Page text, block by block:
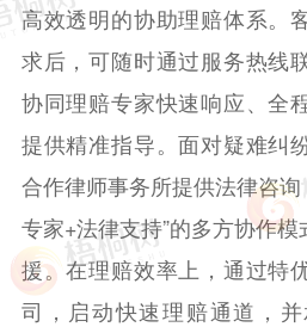
高效透明的协助理赔体系。
求后，可随时通过服务热线
协同理赔专家快速响应、全
提供精准指导。面对疑难纠
合作律师事务所提供法律咨
专家+法律支持”的多方协作
援。在理赔效率上，通过特
司，启动快速理赔通道，